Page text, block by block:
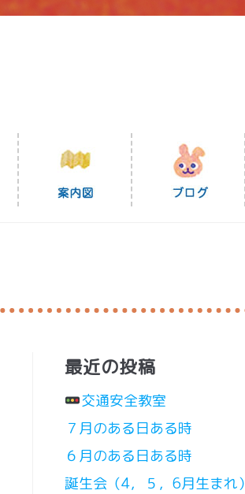
最近の投稿
交通安全教室
７月のある日ある時
６月のある日ある時
誕生会（4，５，6月生まれ）